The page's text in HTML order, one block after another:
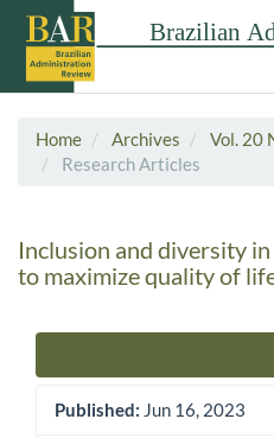
Home Archives
Vol. 20
Research Articles
Inclusion and diversity
to maximize quality of
Published: Jun 16, 2023